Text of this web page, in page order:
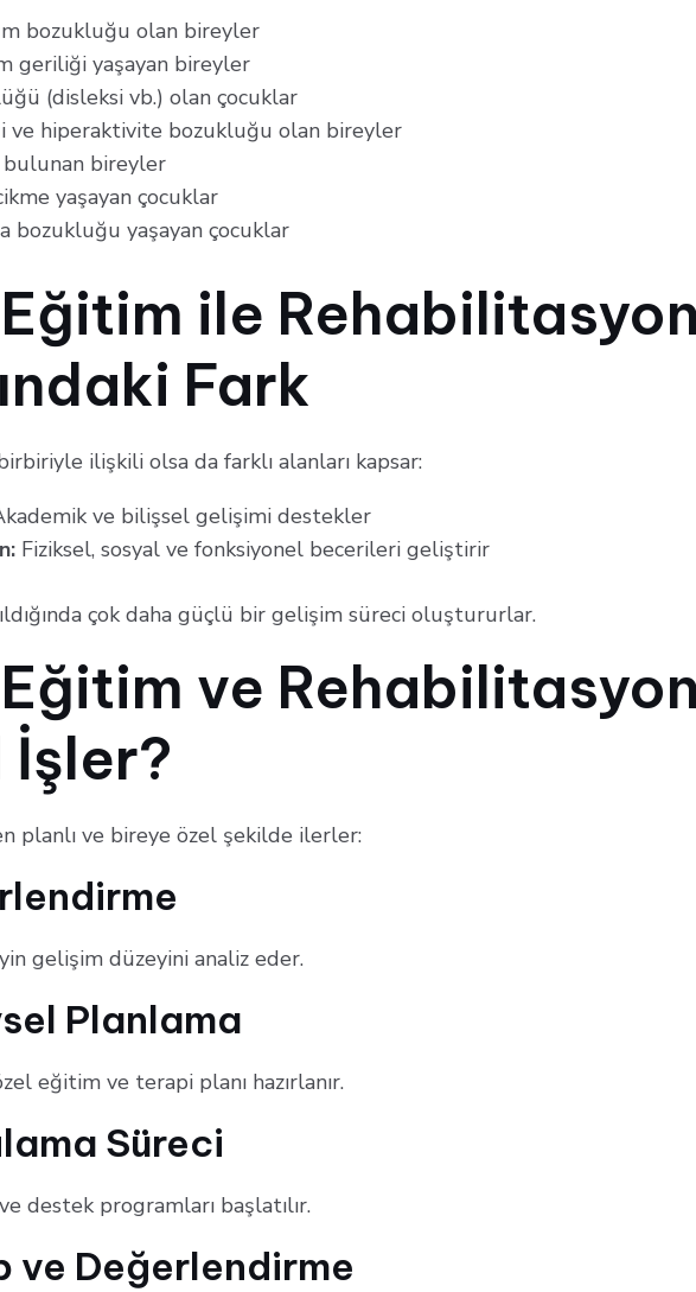
bozukluğu olan bireyler
geriliği yaşayan bireyler
(disleksi vb.) olan çocuklar
ve hiperaktivite bozukluğu olan bireyler
bireyler
yaşayan çocuklar
bozukluğu yaşayan çocuklar
ile
Fark
ilişkili olsa da farklı alanları kapsar:
ve bilişsel gelişimi destekler
Fiziksel, sosyal ve fonksiyonel becerileri geliştirir
çok daha güçlü bir gelişim süreci oluştururlar.
ve
İşler?
planlı ve bireye özel şekilde ilerler:
gelişim düzeyini analiz eder.
Planlama
eğitim ve terapi planı hazırlanır.
Süreci
destek programları başlatılır.
ve Değerlendirme